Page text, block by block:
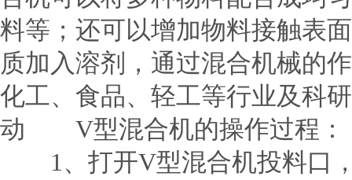
料等；还可以增加物料接触表
质加入溶剂，通过混合机械的
化工、食品、轻工等行业及科
动 V型混合机的操作过程：
1、打开V型混合机投料口，